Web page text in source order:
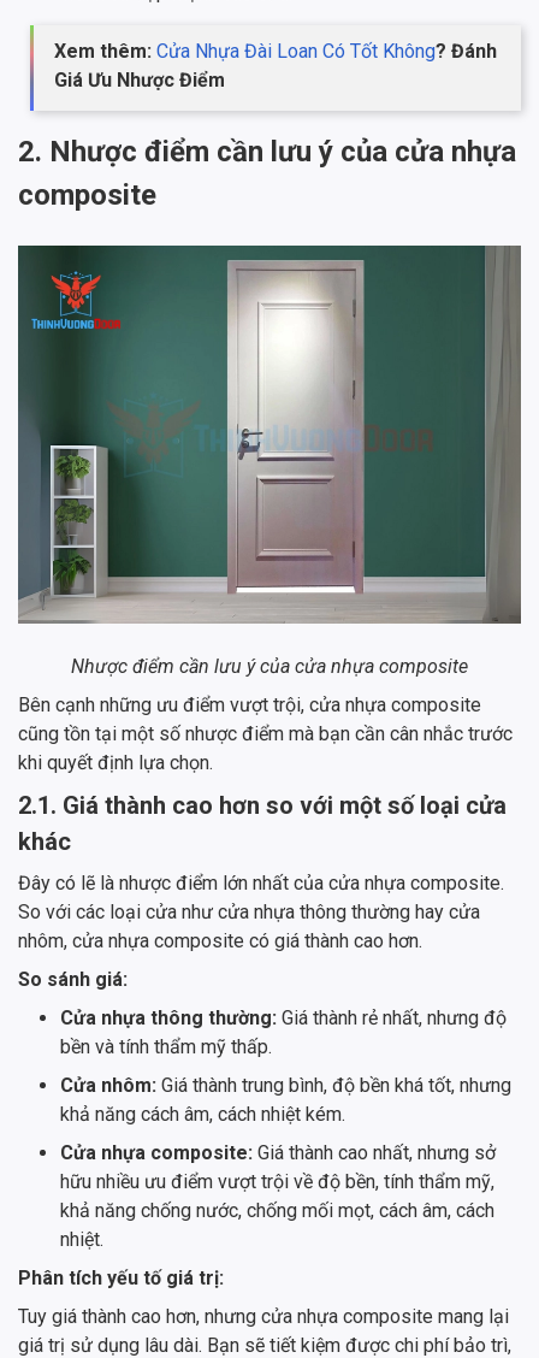
Xem thêm: Cửa Nhựa Đài Loan Có Tốt Không? Đánh
Giá Ưu Nhược Điểm
2. Nhược điểm cần lưu ý của cửa nhựa
composite
Nhược điểm cần lưu ý của cửa nhựa composite
Bên cạnh những ưu điểm vượt trội, cửa nhựa composite
cũng tồn tại một số nhược điểm mà bạn cần cân nhắc trước
khi quyết định lựa chọn.
2.1. Giá thành cao hơn so với một số loại cửa
khác
Đây có lẽ là nhược điểm lớn nhất của cửa nhựa composite.
So với các loại cửa như cửa nhựa thông thường hay cửa
nhôm, cửa nhựa composite có giá thành cao hơn.
So sánh giá:
Cửa nhựa thông thường: Giá thành rẻ nhất, nhưng độ
bền và tính thẩm mỹ thấp.
Cửa nhôm: Giá thành trung bình, độ bền khá tốt, nhưng
khả năng cách âm, cách nhiệt kém.
Cửa nhựa composite: Giá thành cao nhất, nhưng sở
hữu nhiều ưu điểm vượt trội về độ bền, tính thẩm mỹ,
khả năng chống nước, chống mối mọt, cách âm, cách
nhiệt.
Phân tích yếu tố giá trị:
Tuy giá thành cao hơn, nhưng cửa nhựa composite mang lại
giá trị sử dụng lâu dài. Bạn sẽ tiết kiệm được chi phí bảo trì,